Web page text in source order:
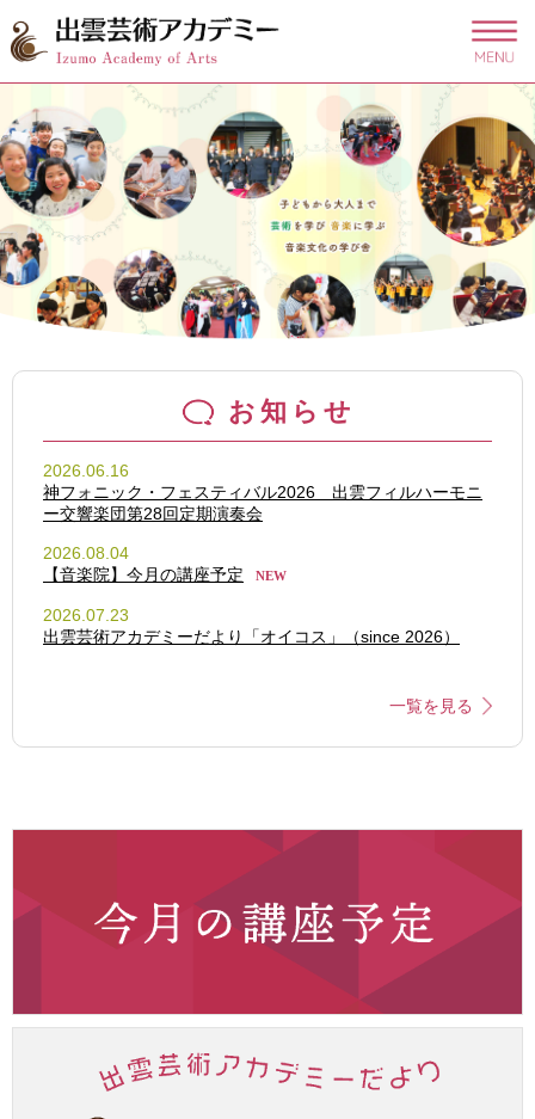
このページの本文へ
雲
芸
術
文
化
振
興
財
団
お知らせ
2026.06.16
神フォニック・フェスティバル2026 出雲フィルハーモニ
ー交響楽団第28回定期演奏会
2026.08.04
【音楽院】今月の講座予定
NEW
2026.07.23
出雲芸術アカデミーだより「オイコス」（since 2026）
一覧を見る